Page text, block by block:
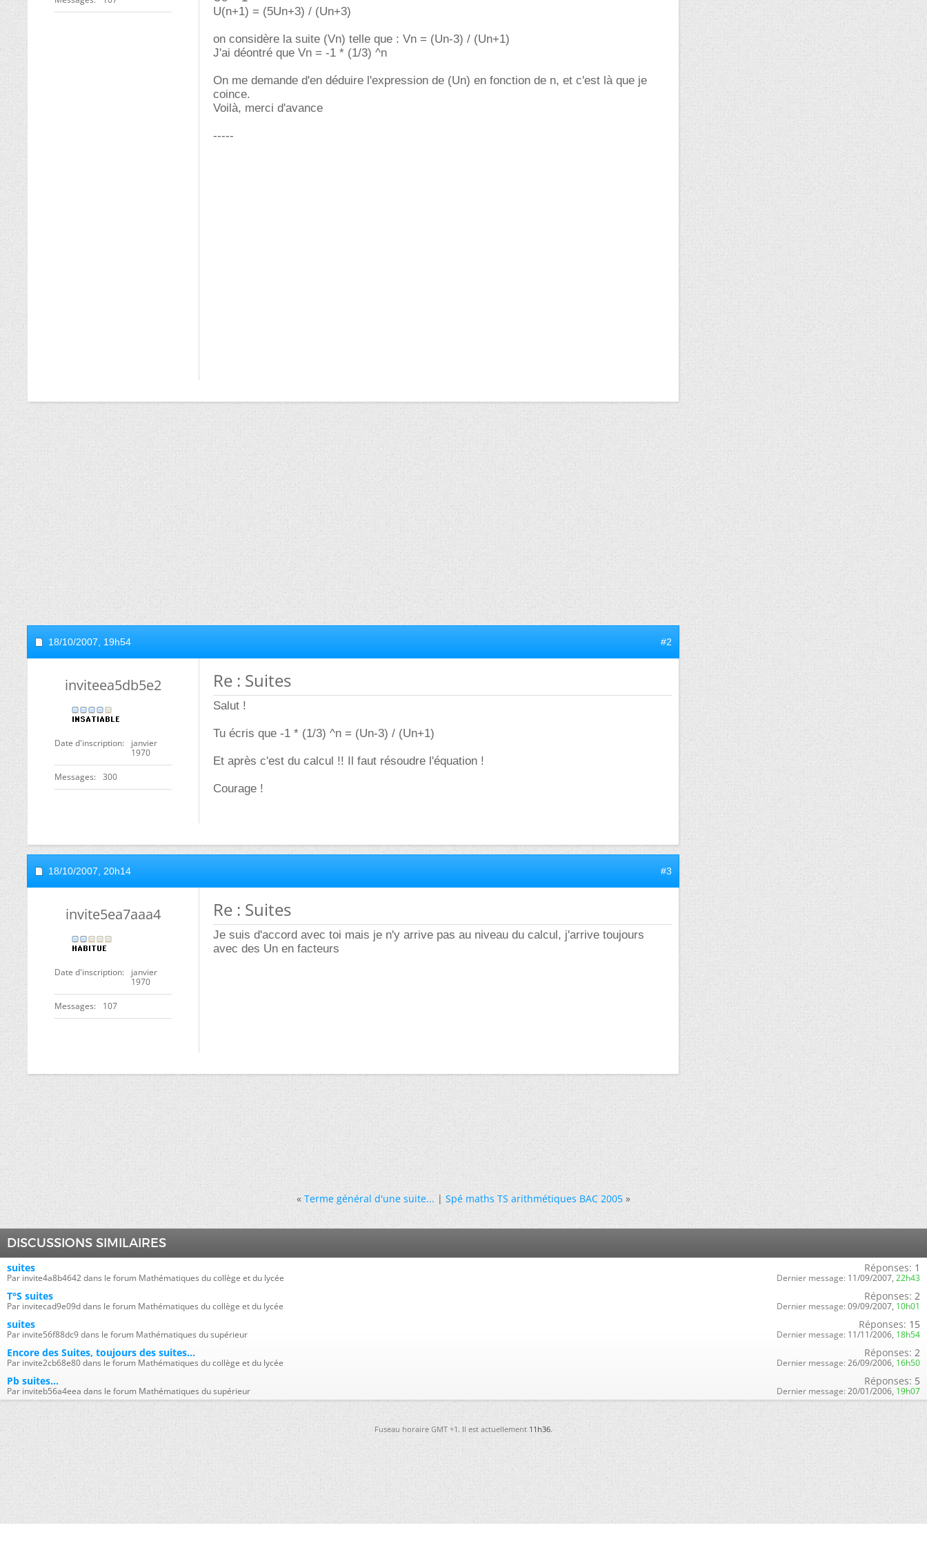
U(n+1) = (5Un+3) / (Un+3)
on considère la suite (Vn) telle que : Vn = (Un-3) / (Un+1)
J'ai déontré que Vn = -1 * (1/3) ^n
On me demande d'en déduire l'expression de (Un) en fonction de n, et c'est là que je
coince.
Voilà, merci d'avance
-----
18/10/2007, 19h54 #2
inviteea5db5e2
Date d'inscription
janvier
1970
Messages 300
Re : Suites
Salut !
Tu écris que -1 * (1/3) ^n = (Un-3) / (Un+1)
Et après c'est du calcul !! Il faut résoudre l'équation !
Courage !
18/10/2007, 20h14 #3
invite5ea7aaa4
Date d'inscription
janvier
1970
Messages 107
Re : Suites
Je suis d'accord avec toi mais je n'y arrive pas au niveau du calcul, j'arrive toujours
avec des Un en facteurs
« Terme général d'une suite...|Spé maths TS arithmétiques BAC 2005 »
DISCUSSIONS SIMILAIRES
suites
Par invite4a8b4642 dans le forum Mathématiques du collège et du lycée
Réponses: 1
Dernier message: 11/09/2007, 22h43
T°S suites
Par invitecad9e09d dans le forum Mathématiques du collège et du lycée
Réponses: 2
Dernier message: 09/09/2007, 10h01
suites
Par invite56f88dc9 dans le forum Mathématiques du supérieur
Réponses: 15
Dernier message: 11/11/2006, 18h54
Encore des Suites, toujours des suites...
Par invite2cb68e80 dans le forum Mathématiques du collège et du lycée
Réponses: 2
Dernier message: 26/09/2006, 16h50
Pb suites...
Par inviteb56a4eea dans le forum Mathématiques du supérieur
Réponses: 5
Dernier message: 20/01/2006, 19h07
Fuseau horaire GMT +1. Il est actuellement11h36.